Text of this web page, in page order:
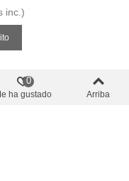
inc.)
ha gustado
0
Arriba